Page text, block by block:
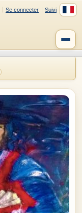
Se connecter Suivi